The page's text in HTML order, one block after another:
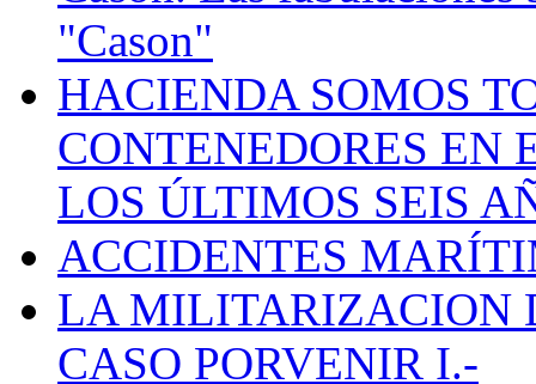
"Cason"
HACIENDA SOMOS
CONTENEDORES EN
LOS ÚLTIMOS SEIS
ACCIDENTES
LA MILITARIZACION
CASO PORVENIR I.-